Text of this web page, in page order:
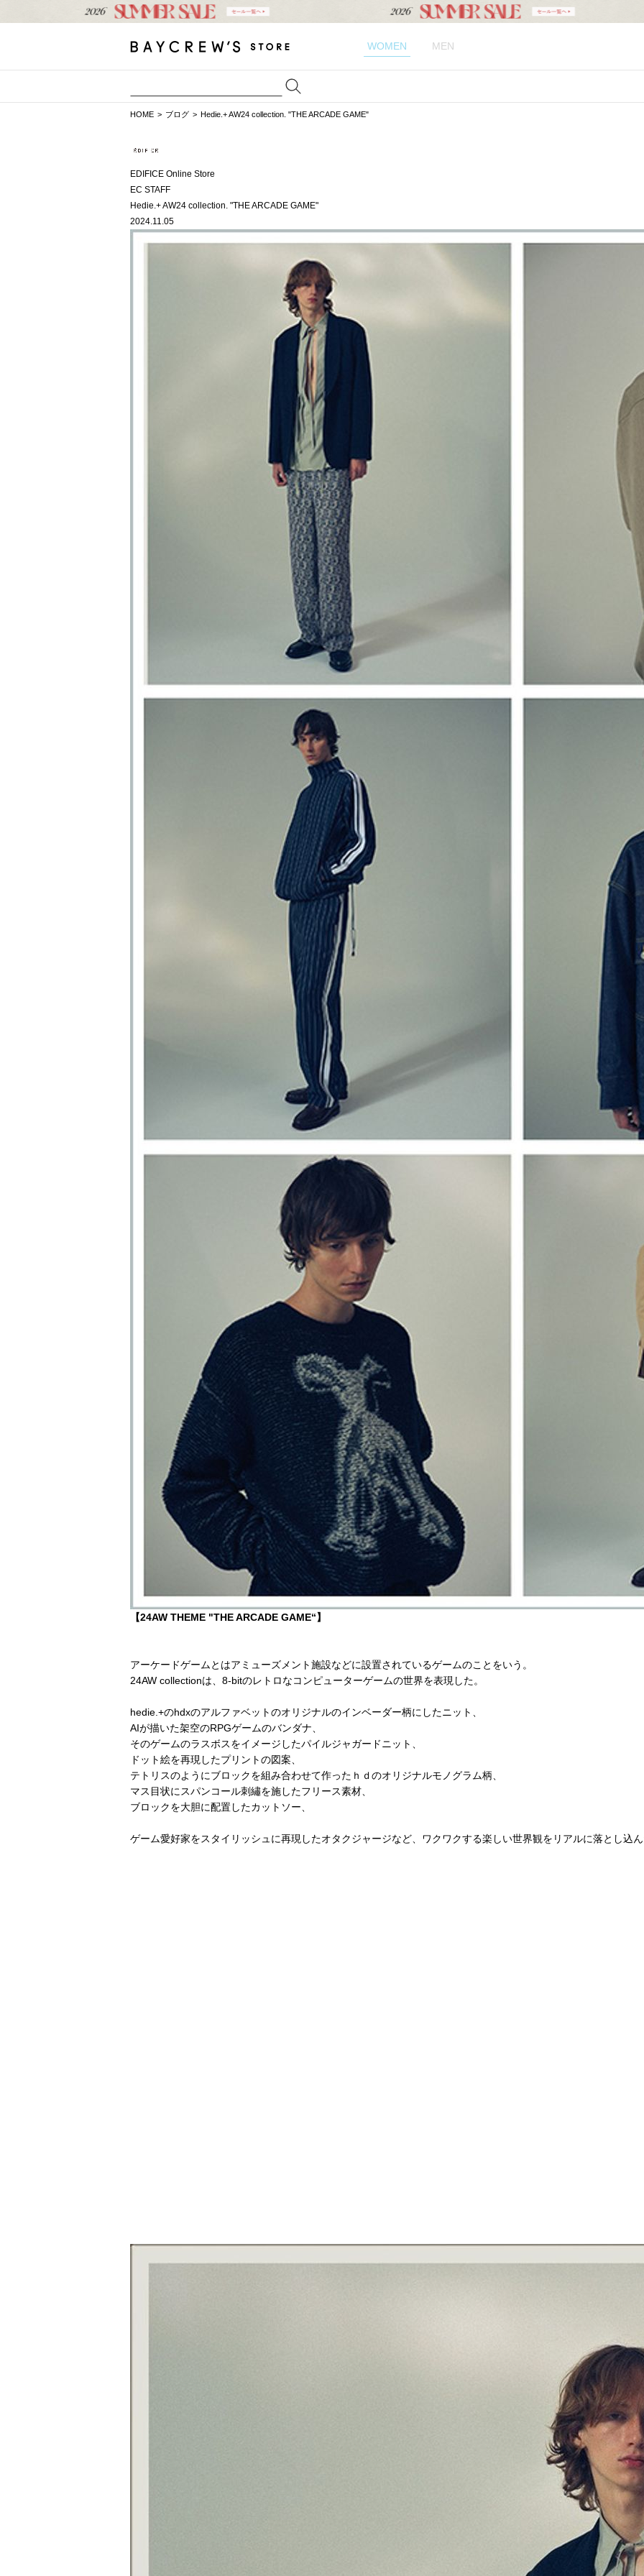
WOMEN MEN
HOME ブログ Hedie.+ AW24 collection. "THE ARCADE GAME"
EDIFICE Online Store
EC STAFF
Hedie.+ AW24 collection. "THE ARCADE GAME"
2024.11.05
【24AW THEME "THE ARCADE GAME“】
アーケードゲームとはアミューズメント施設などに設置されているゲームのことをいう。
24AW collectionは、8-bitのレトロなコンピューターゲームの世界を表現した。
hedie.+のhdxのアルファベットのオリジナルのインベーダー柄にしたニット、
AIが描いた架空のRPGゲームのバンダナ、
そのゲームのラスボスをイメージしたパイルジャガードニット、
ドット絵を再現したプリントの図案、
テトリスのようにブロックを組み合わせて作ったｈｄのオリジナルモノグラム柄、
マス目状にスパンコール刺繡を施したフリース素材、
ブロックを大胆に配置したカットソー、
ゲーム愛好家をスタイリッシュに再現したオタクジャージなど、ワクワクする楽しい世界観をリアルに落とし込